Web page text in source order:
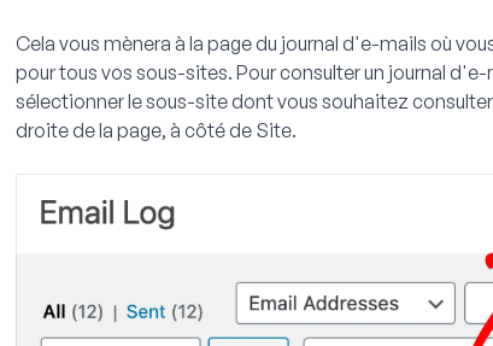
Cela vous mènera à la page du journal d'e-mails où
pour tous vos sous-sites. Pour consulter un journal
sélectionner le sous-site dont vous souhaitez
droite de la page, à côté de Site.